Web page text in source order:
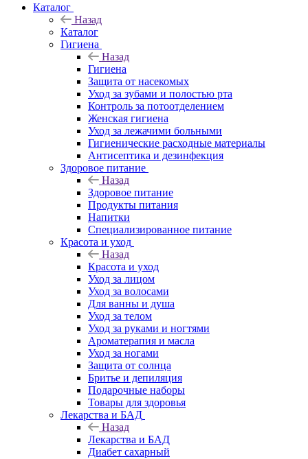
Каталог
Назад
Каталог
Гигиена
Назад
Гигиена
Защита от насекомых
Уход за зубами и полостью рта
Контроль за потоотделением
Женская гигиена
Уход за лежачими больными
Гигиенические расходные материалы
Антисептика и дезинфекция
Здоровое питание
Назад
Здоровое питание
Продукты питания
Напитки
Специализированное питание
Красота и уход
Назад
Красота и уход
Уход за лицом
Уход за волосами
Для ванны и душа
Уход за телом
Уход за руками и ногтями
Ароматерапия и масла
Уход за ногами
Защита от солнца
Бритье и депиляция
Подарочные наборы
Товары для здоровья
Лекарства и БАД
Назад
Лекарства и БАД
Диабет сахарный